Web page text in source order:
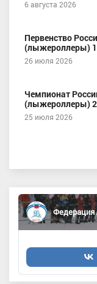
6 августа 2026
Первенство
(лыжероллеры)
26 июля 2026
Чемпионат
(лыжероллеры)
25 июля 2026
Федерация